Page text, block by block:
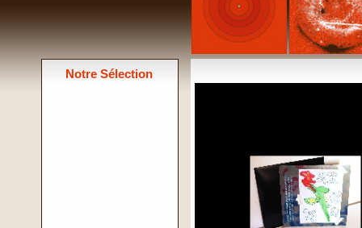
Notre Sélection